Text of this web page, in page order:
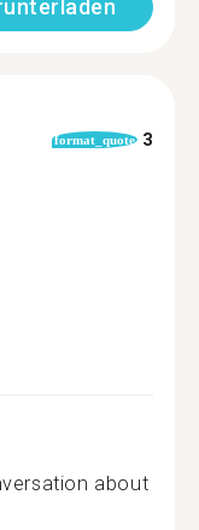
format_quote 3
about